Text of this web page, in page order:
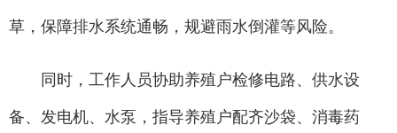
草，保障排水系统通畅，规避雨水倒灌等风险。
同时，工作人员协助养殖户检修电路、供水设
备、发电机、水泵，指导养殖户配齐沙袋、消毒药